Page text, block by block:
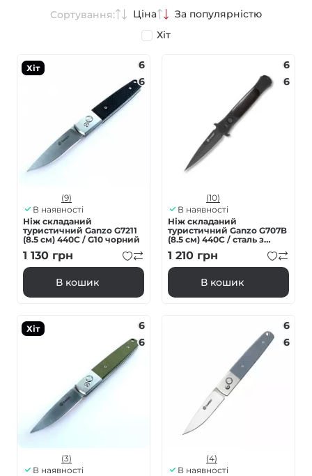
Сортування: Ціна
За популярністю
Хіт
Хіт
6
6
(9)
В наявності
Ніж складаний
туристичний Ganzo G7211
(8.5 см) 440C / G10 чорний
1 130 грн
В кошик
6
6
(10)
В наявності
Ніж складаний
туристичний Ganzo G707В
(8.5 см) 440C / сталь з
деревом чорний
1 210 грн
В кошик
Хіт
6
6
(3)
В наявності
6
6
(4)
В наявності